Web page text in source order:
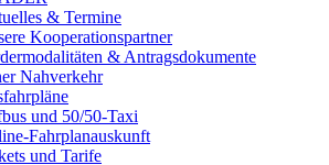
& Termine
Kooperationspartner
& Antragsdokumente
Nahverkehr
und 50/50-Taxi
Fahrplanauskunft
und Tarife